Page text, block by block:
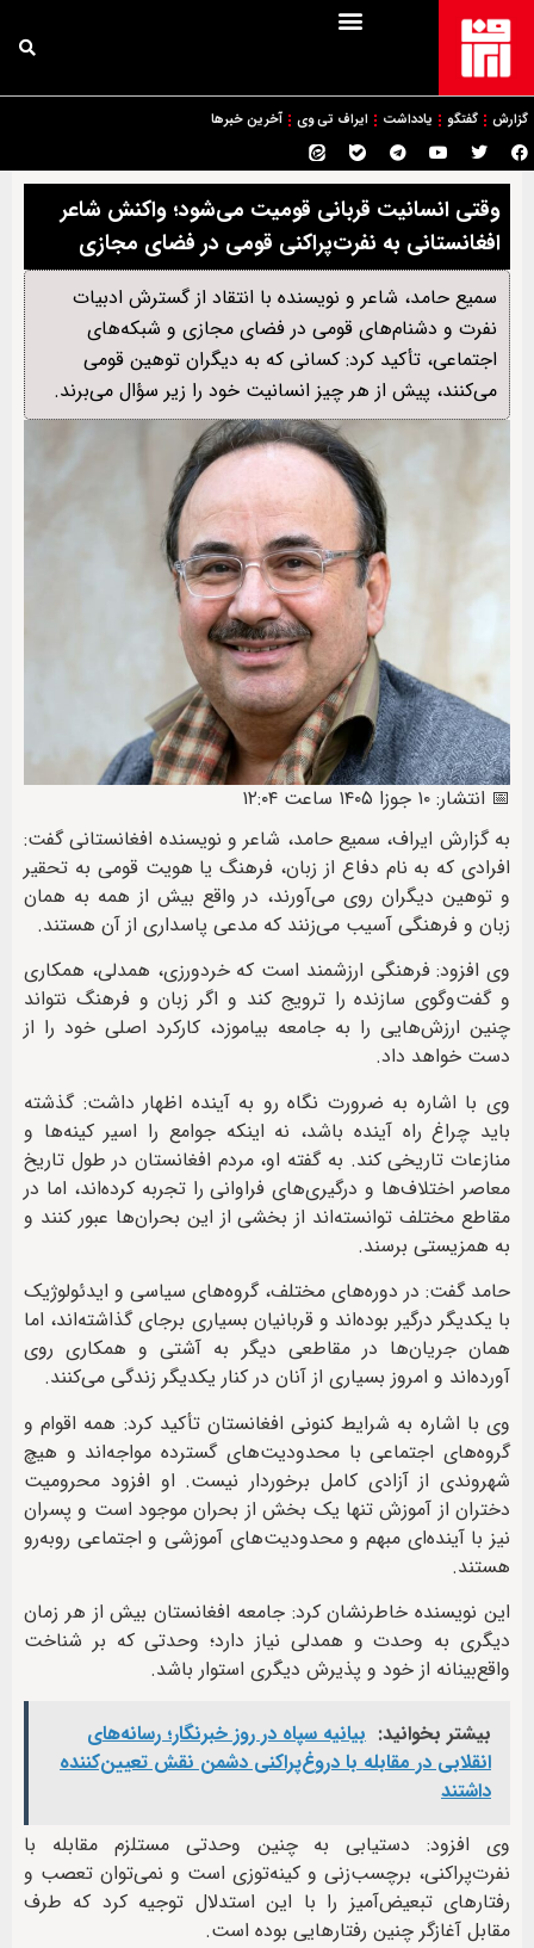
گزارش گفتگو یادداشت ایراف تی وی آخرین خبرها
وقتی انسانیت قربانی قومیت می‌شود؛ واکنش شاعر
افغانستانی به نفرت‌پراکنی قومی در فضای مجازی
سمیع حامد، شاعر و نویسنده با انتقاد از گسترش ادبیات
نفرت و دشنام‌های قومی در فضای مجازی و شبکه‌های
اجتماعی، تأکید کرد: کسانی که به دیگران توهین قومی
می‌کنند، پیش از هر چیز انسانیت خود را زیر سؤال می‌برند.
📅 انتشار: ۱۰ جوزا ۱۴۰۵ ساعت ۱۲:۰۴
به گزارش ایراف، سمیع حامد، شاعر و نویسنده افغانستانی گفت:
افرادی که به نام دفاع از زبان، فرهنگ یا هویت قومی به تحقیر
و توهین دیگران روی می‌آورند، در واقع بیش از همه به همان
زبان و فرهنگی آسیب می‌زنند که مدعی پاسداری از آن هستند.
وی افزود: فرهنگی ارزشمند است که خردورزی، همدلی، همکاری
و گفت‌وگوی سازنده را ترویج کند و اگر زبان و فرهنگ نتواند
چنین ارزش‌هایی را به جامعه بیاموزد، کارکرد اصلی خود را از
دست خواهد داد.
وی با اشاره به ضرورت نگاه رو به آینده اظهار داشت: گذشته
باید چراغ راه آینده باشد، نه اینکه جوامع را اسیر کینه‌ها و
منازعات تاریخی کند. به گفته او، مردم افغانستان در طول تاریخ
معاصر اختلاف‌ها و درگیری‌های فراوانی را تجربه کرده‌اند، اما در
مقاطع مختلف توانسته‌اند از بخشی از این بحران‌ها عبور کنند و
به همزیستی برسند.
حامد گفت: در دوره‌های مختلف، گروه‌های سیاسی و ایدئولوژیک
با یکدیگر درگیر بوده‌اند و قربانیان بسیاری برجای گذاشته‌اند، اما
همان جریان‌ها در مقاطعی دیگر به آشتی و همکاری روی
آورده‌اند و امروز بسیاری از آنان در کنار یکدیگر زندگی می‌کنند.
وی با اشاره به شرایط کنونی افغانستان تأکید کرد: همه اقوام و
گروه‌های اجتماعی با محدودیت‌های گسترده مواجه‌اند و هیچ
شهروندی از آزادی کامل برخوردار نیست. او افزود محرومیت
دختران از آموزش تنها یک بخش از بحران موجود است و پسران
نیز با آینده‌ای مبهم و محدودیت‌های آموزشی و اجتماعی روبه‌رو
هستند.
این نویسنده خاطرنشان کرد: جامعه افغانستان بیش از هر زمان
دیگری به وحدت و همدلی نیاز دارد؛ وحدتی که بر شناخت
واقع‌بینانه از خود و پذیرش دیگری استوار باشد.
بیشتر بخوانید: بیانیه سپاه در روز خبرنگار؛ رسانه‌های
انقلابی در مقابله با دروغ‌پراکنی دشمن نقش تعیین‌کننده
داشتند
وی افزود: دستیابی به چنین وحدتی مستلزم مقابله با
نفرت‌پراکنی، برچسب‌زنی و کینه‌توزی است و نمی‌توان تعصب و
رفتارهای تبعیض‌آمیز را با این استدلال توجیه کرد که طرف
مقابل آغازگر چنین رفتارهایی بوده است.